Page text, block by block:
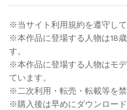
※当サイト利用規約を遵守して
※本作品に登場する人物は18
す。
※本作品に登場する人物はモ
ています。
※二次利用・転売・転載等を禁
※購入後は早めにダウンロード